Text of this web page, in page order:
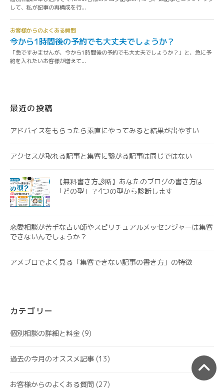
最近の投稿
アドバイスをもらったら素直にやってみると結果が出やすい
アクセスが取れる記事と集客に繋がる記事は同じではない
【無料書き方診断】あなたのブログの書き方は
「どの型」？4つの型から診断します
恋愛相談が苦手な占い師やスピリチュアルメッセンジャーは集客
できないんでしょうか？
アメブロでよく見る「集客できない記事の書き方」の特徴
カテゴリー
個別相談の詳細と料金 (9)
過去の今月のオススメ記事 (13)
お客様からのよくある質問 (27)